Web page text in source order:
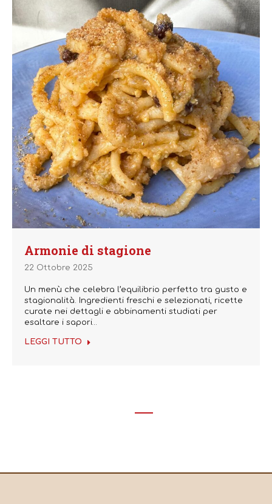
Armonie di stagione
22 Ottobre 2025
Un menù che celebra l’equilibrio perfetto tra gusto e
stagionalità. Ingredienti freschi e selezionati, ricette
curate nei dettagli e abbinamenti studiati per
esaltare i sapori…
LEGGI TUTTO